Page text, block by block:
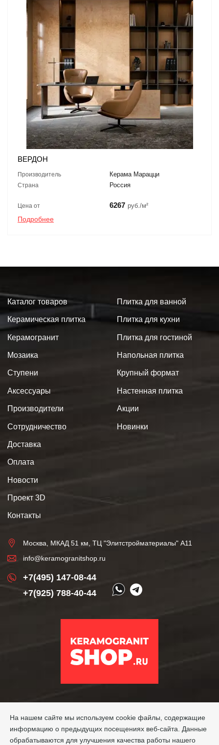
ВЕРДОН
Производитель Керама Марацци
Страна Россия
Цена от 6267 руб./м²
Подробнее
Каталог товаров
Керамическая плитка
Керамогранит
Мозаика
Ступени
Аксессуары
Плитка для ванной
Плитка для кухни
Плитка для гостиной
Напольная плитка
Крупный формат
Настенная плитка
Производители
Сотрудничество
Доставка
Оплата
Новости
Проект 3D
Контакты
Акции
Новинки
Москва, МКАД 51 км, ТЦ "Элитстройматериалы" А11
info@keramogranitshop.ru
+7(495) 147-08-44
+7(925) 788-40-44
На нашем сайте мы используем cookie файлы, содержащие
информацию о предыдущих посещениях веб-сайта. Данные
обрабатываются для улучшения качества работы нашего